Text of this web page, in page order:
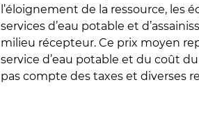
l’éloignement de la ressource, les
services d’eau potable et
milieu récepteur. Ce prix moyen
service d’eau potable et du coût
pas compte des taxes et diverses